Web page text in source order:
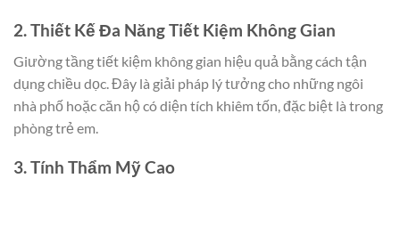
2. Thiết Kế Đa Năng Tiết Kiệm Không Gian
Giường tầng tiết kiệm không gian hiệu quả bằng cách tận
dụng chiều dọc. Đây là giải pháp lý tưởng cho những ngôi
nhà phố hoặc căn hộ có diện tích khiêm tốn, đặc biệt là trong
phòng trẻ em.
3. Tính Thẩm Mỹ Cao